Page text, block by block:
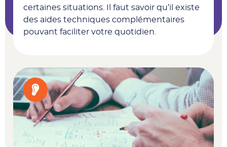
certaines situations. Il faut savoir qu’il existe
des aides techniques complémentaires
pouvant faciliter votre quotidien.